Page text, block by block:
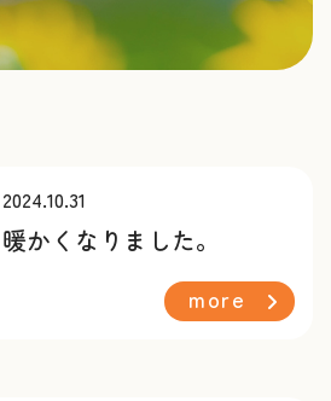
2024.10.31
暖かくなりました。
more